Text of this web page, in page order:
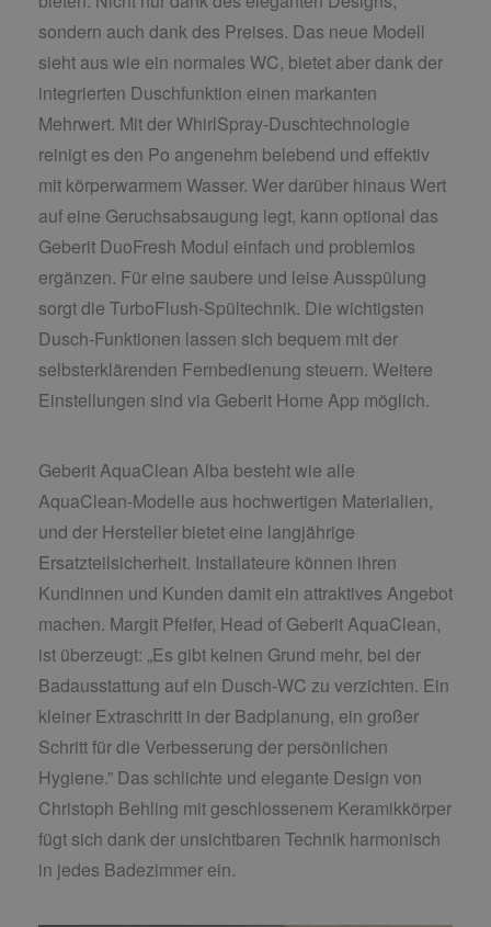
sondern auch dank des Preises. Das neue Modell
sieht aus wie ein normales WC, bietet aber dank der
integrierten Duschfunktion einen markanten
Mehrwert. Mit der WhirlSpray-Duschtechnologie
reinigt es den Po angenehm belebend und effektiv
mit körperwarmem Wasser. Wer darüber hinaus Wert
auf eine Geruchsabsaugung legt, kann optional das
Geberit DuoFresh Modul einfach und problemlos
ergänzen. Für eine saubere und leise Ausspülung
sorgt die TurboFlush-Spültechnik. Die wichtigsten
Dusch-Funktionen lassen sich bequem mit der
selbsterklärenden Fernbedienung steuern. Weitere
Einstellungen sind via Geberit Home App möglich.
Geberit AquaClean Alba besteht wie alle
AquaClean-Modelle aus hochwertigen Materialien,
und der Hersteller bietet eine langjährige
Ersatzteilsicherheit. Installateure können ihren
Kundinnen und Kunden damit ein attraktives Angebot
machen. Margit Pfeifer, Head of Geberit AquaClean,
ist überzeugt: „Es gibt keinen Grund mehr, bei der
Badausstattung auf ein Dusch-WC zu verzichten. Ein
kleiner Extraschritt in der Badplanung, ein großer
Schritt für die Verbesserung der persönlichen
Hygiene.” Das schlichte und elegante Design von
Christoph Behling mit geschlossenem Keramikkörper
fügt sich dank der unsichtbaren Technik harmonisch
in jedes Badezimmer ein.